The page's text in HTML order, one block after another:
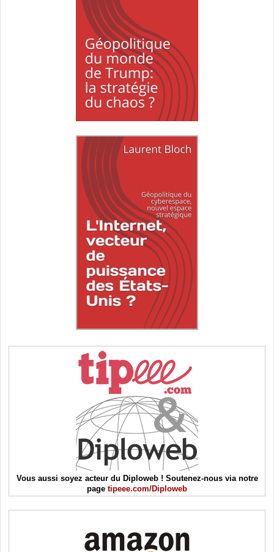
Vous aussi soyez acteur du Diploweb ! Soutenez-nous via notre
page tipeee.com/Diploweb